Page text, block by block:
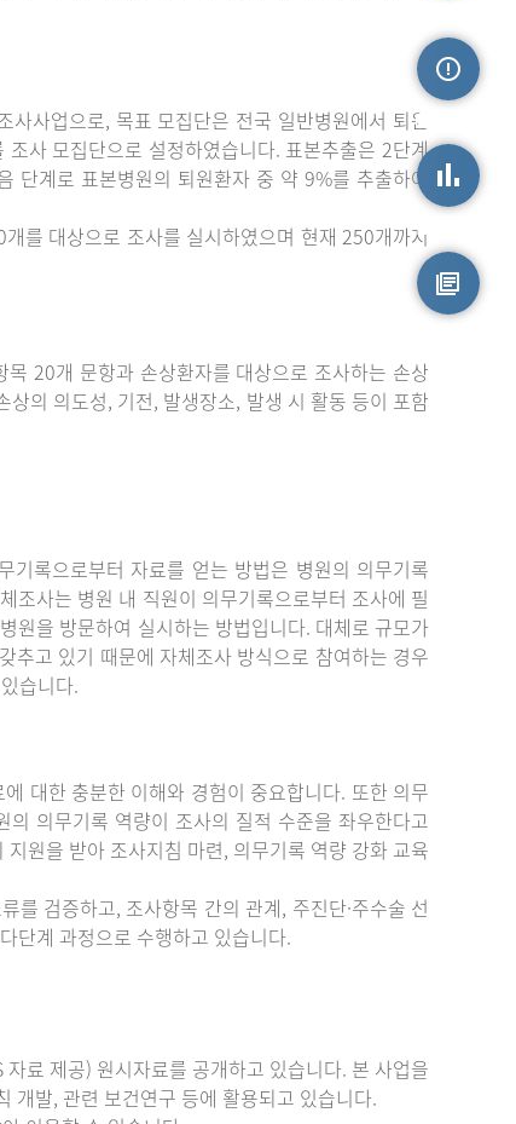
사업으로, 목표 모집단은 전국 일반병원에서 퇴원
사 모집단으로 설정하였습니다. 표본추출은 2단계
단계로 표본병원의 퇴원환자 중 약 9%를 추출하여
를 대상으로 조사를 실시하였으며 현재 250개까지
20개 문항과 손상환자를 대상으로 조사하는 손상
의 의도성, 기전, 발생장소, 발생 시 활동 등이 포함
기록으로부터 자료를 얻는 방법은 병원의 의무기록
조사는 병원 내 직원이 의무기록으로부터 조사에 필
원을 방문하여 실시하는 방법입니다. 대체로 규모가
추고 있기 때문에 자체조사 방식으로 참여하는 경우
습니다.
대한 충분한 이해와 경험이 중요합니다. 또한 의무
의무기록 역량이 조사의 질적 수준을 좌우한다고
원을 받아 조사지침 마련, 의무기록 역량 강화 교육
를 검증하고, 조사항목 간의 관계, 주진단·주수술 선
단계 과정으로 수행하고 있습니다.
료 제공) 원시자료를 공개하고 있습니다. 본 사업을
개발, 관련 보건연구 등에 활용되고 있습니다.
손상정보
손상통계